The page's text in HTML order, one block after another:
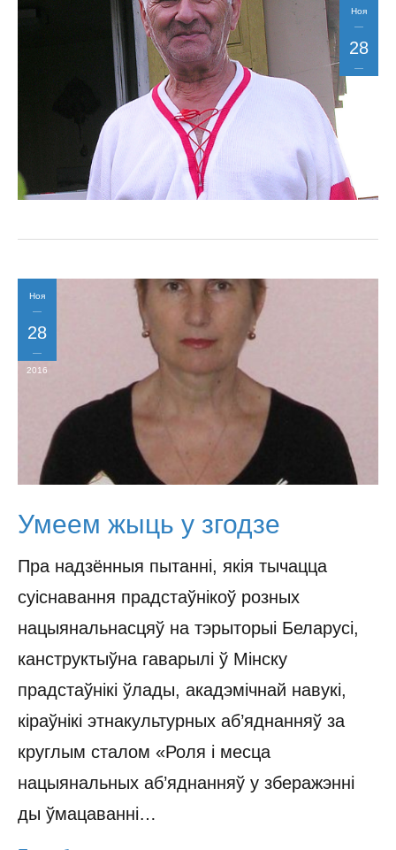
Ноя
28
Ноя
28
2016
Умеем жыць у згодзе
Пра надзённыя пытанні, якія тычацца
суіснавання прадстаўнікоў розных
нацыянальнасцяў на тэрыторыі Беларусі,
канструктыўна гаварылі ў Мінску
прадстаўнікі ўлады, акадэмічнай навукі,
кіраўнікі этнакультурных аб’яднанняў за
круглым сталом «Роля і месца
нацыянальных аб’яднанняў у зберажэнні
ды ўмацаванні…